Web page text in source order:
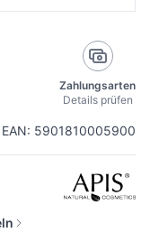
EAN: 5901810005900
Zahlungsarten
Details prüfen